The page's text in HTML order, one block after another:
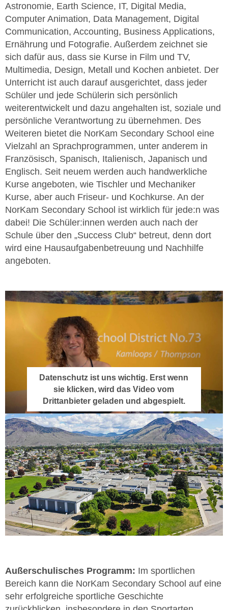
Astronomie, Earth Science, IT, Digital Media,
Computer Animation, Data Management, Digital
Communication, Accounting, Business Applications,
Ernährung und Fotografie. Außerdem zeichnet sie
sich dafür aus, dass sie Kurse in Film und TV,
Multimedia, Design, Metall und Kochen anbietet. Der
Unterricht ist auch darauf ausgerichtet, dass jeder
Schüler und jede Schülerin sich persönlich
weiterentwickelt und dazu angehalten ist, soziale und
persönliche Verantwortung zu übernehmen. Des
Weiteren bietet die NorKam Secondary School eine
Vielzahl an Sprachprogrammen, unter anderem in
Französisch, Spanisch, Italienisch, Japanisch und
Englisch. Seit neuem werden auch handwerkliche
Kurse angeboten, wie Tischler und Mechaniker
Kurse, aber auch Friseur- und Kochkurse. An der
NorKam Secondary School ist wirklich für jede:n was
dabei! Die Schüler:innen werden auch nach der
Schule über den „Success Club“ betreut, denn dort
wird eine Hausaufgabenbetreuung und Nachhilfe
angeboten.
Datenschutz ist uns wichtig. Erst wenn
sie klicken, wird das Video vom
Drittanbieter geladen und abgespielt.
Außerschulisches Programm: Im sportlichen
Bereich kann die NorKam Secondary School auf eine
sehr erfolgreiche sportliche Geschichte